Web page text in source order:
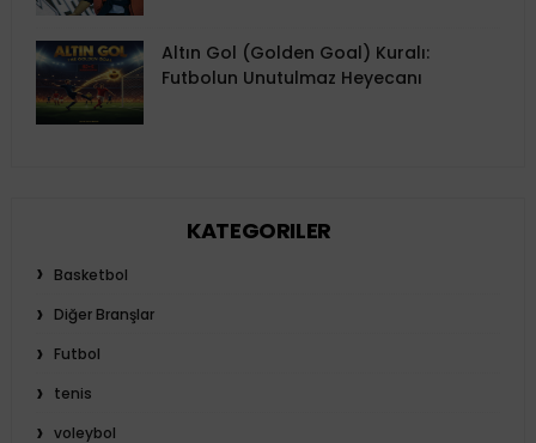
Altın Gol (Golden Goal) Kuralı:
Futbolun Unutulmaz Heyecanı
KATEGORILER
Basketbol
Diğer Branşlar
Futbol
tenis
voleybol